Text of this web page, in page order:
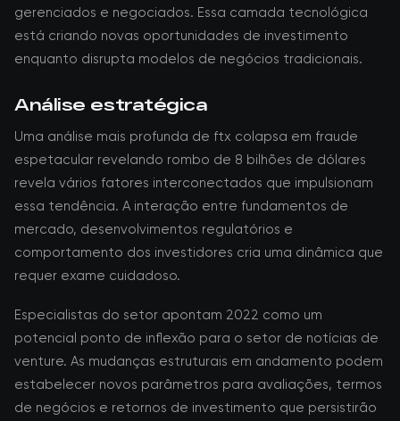
gerenciados e negociados. Essa camada tecnológica
está criando novas oportunidades de investimento
enquanto disrupta modelos de negócios tradicionais.
Análise estratégica
Uma análise mais profunda de ftx colapsa em fraude
espetacular revelando rombo de 8 bilhões de dólares
revela vários fatores interconectados que impulsionam
essa tendência. A interação entre fundamentos de
mercado, desenvolvimentos regulatórios e
comportamento dos investidores cria uma dinâmica que
requer exame cuidadoso.
Especialistas do setor apontam 2022 como um
potencial ponto de inflexão para o setor de notícias de
venture. As mudanças estruturais em andamento podem
estabelecer novos parâmetros para avaliações, termos
de negócios e retornos de investimento que persistirão